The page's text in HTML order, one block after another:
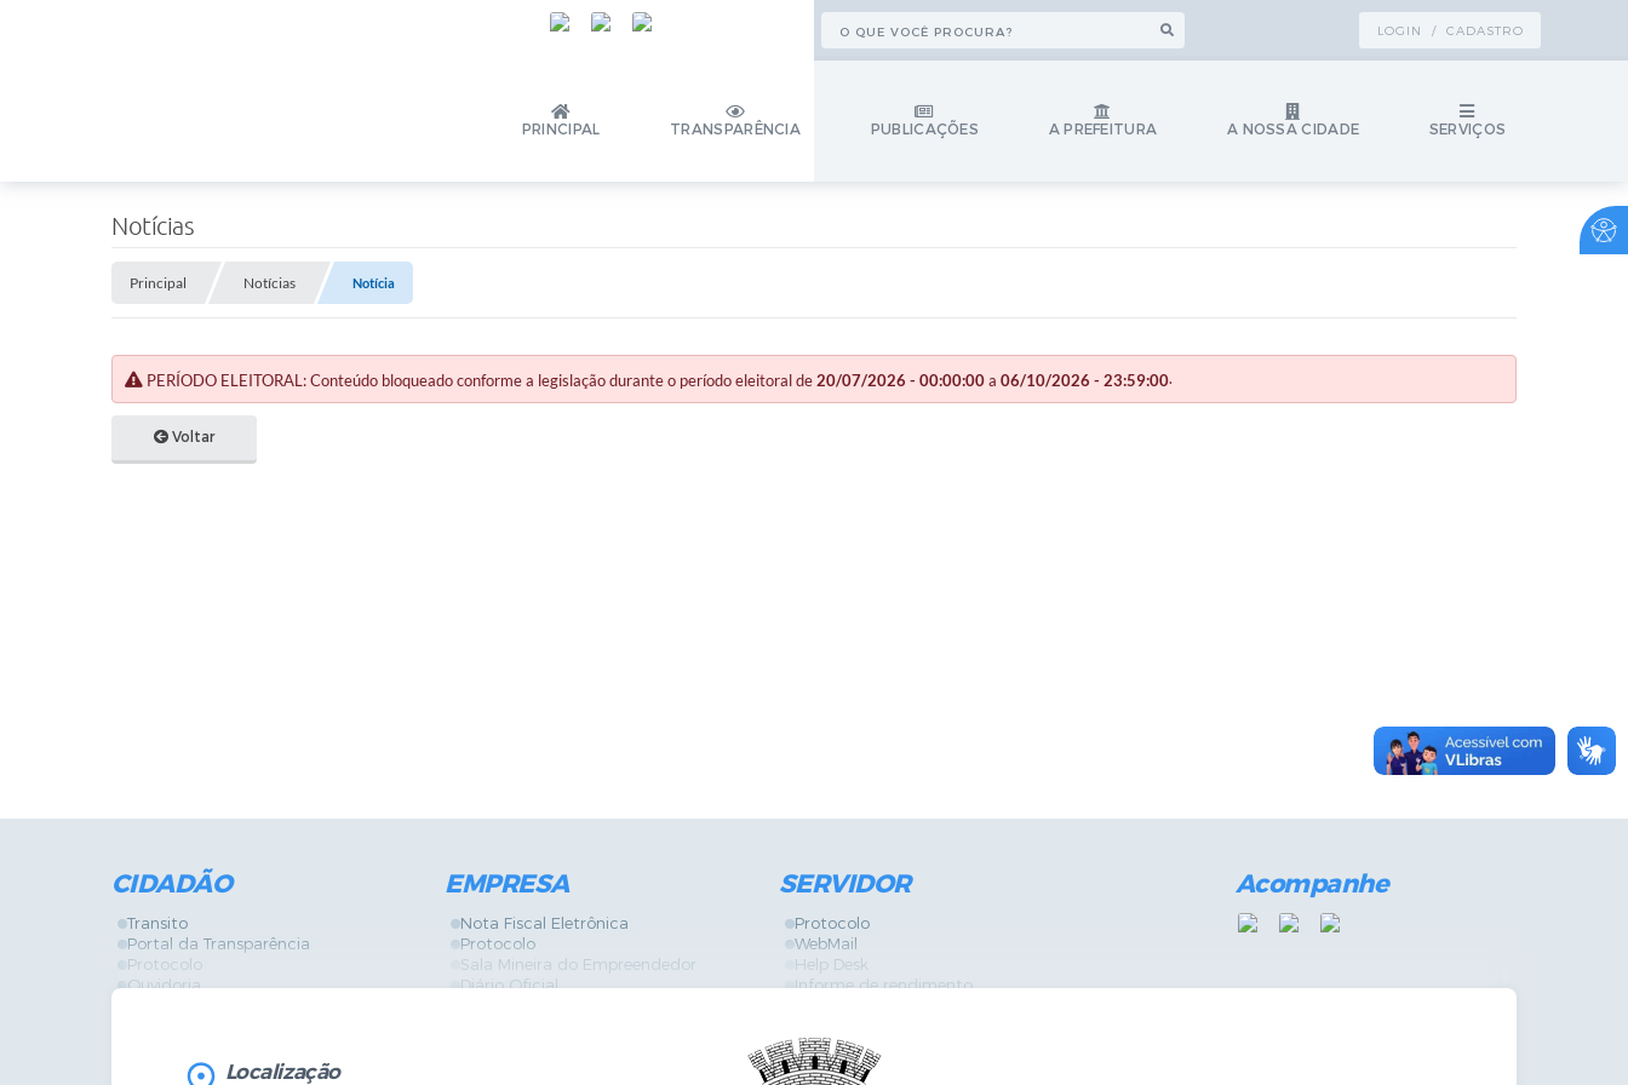
LOGIN / CADASTRO
PRINCIPAL TRANSPARÊNCIA PUBLICAÇÕES A PREFEITURA A NOSSA CIDADE SERVIÇOS
Notícias
Principal Notícias Notícia
PERÍODO ELEITORAL: Conteúdo bloqueado conforme a legislação durante o período eleitoral de20/07/2026 - 00:00:00a 06/10/2026 - 23:59:00.
Voltar
CIDADÃO
Transito
Portal da Transparência
Protocolo
Ouvidoria
Legislação
EMPRESA
Nota Fiscal Eletrônica
Protocolo
Sala Mineira do Empreendedor
Diário Oficial
SERVIDOR
Protocolo
WebMail
Help Desk
Informe de rendimento
GPI
Diário Oficial
Acompanhe
Localização